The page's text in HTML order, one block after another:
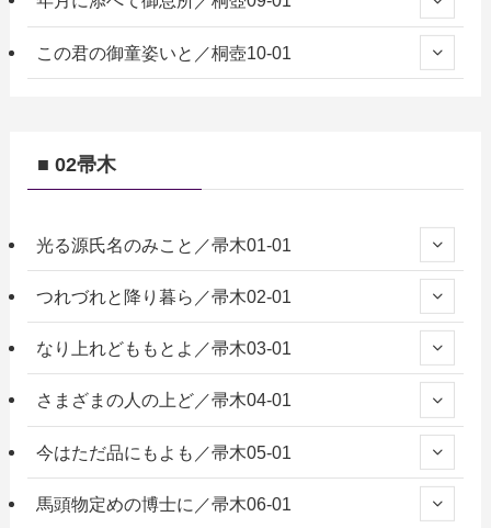
この君の御童姿いと／桐壺10-01
■ 02帚木
光る源氏名のみこと／帚木01-01
つれづれと降り暮ら／帚木02-01
なり上れどももとよ／帚木03-01
さまざまの人の上ど／帚木04-01
今はただ品にもよも／帚木05-01
馬頭物定めの博士に／帚木06-01